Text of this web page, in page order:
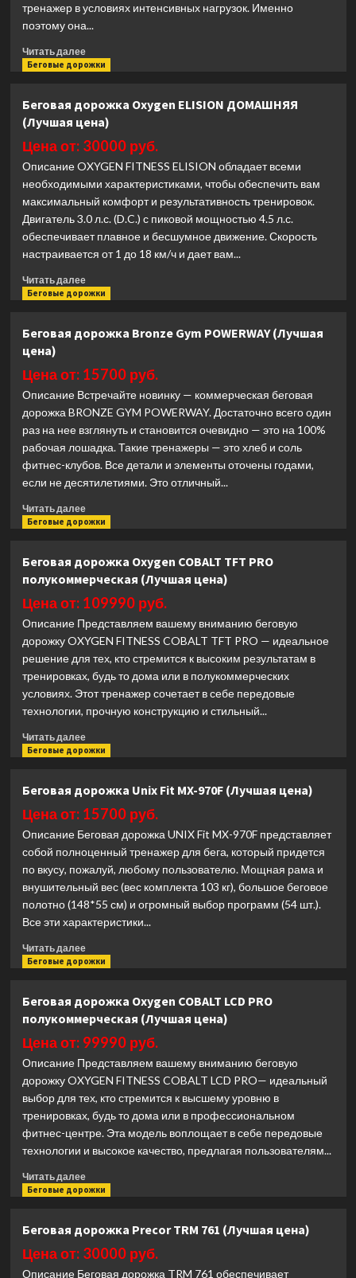
цена)
тренажер в условиях интенсивных нагрузок. Именно
поэтому она...
Читать далееПрочитать
больше
дорожка
Kraft
Fitness
PK60
(Лучшая
цена)
Беговые дорожки
Беговая дорожка Oxygen ELISION ДОМАШНЯЯ
(Лучшая цена)
Цена от: 30000 руб.
Описание OXYGEN FITNESS ELISION обладает всеми
необходимыми характеристиками, чтобы обеспечить вам
максимальный комфорт и результативность тренировок.
Двигатель 3.0 л.с. (D.C.) с пиковой мощностью 4.5 л.с.
обеспечивает плавное и бесшумное движение. Скорость
настраивается от 1 до 18 км/ч и дает вам...
Читать далееПрочитать
больше
дорожка
ELISION
ДОМАШНЯЯ
(Лучшая
цена)
Беговые дорожки
Беговая дорожка Bronze Gym POWERWAY (Лучшая
цена)
Цена от: 15700 руб.
Описание Встречайте новинку — коммерческая беговая
дорожка BRONZE GYM POWERWAY. Достаточно всего один
раз на нее взглянуть и становится очевидно — это на 100%
рабочая лошадка. Такие тренажеры — это хлеб и соль
фитнес-клубов. Все детали и элементы оточены годами,
если не десятилетиями. Это отличный...
Читать далееПрочитать
больше
дорожка
Bronze
Gym
POWERWAY
(Лучшая
цена)
Беговые дорожки
Беговая дорожка Oxygen COBALT TFT PRO
полукоммерческая (Лучшая цена)
Цена от: 109990 руб.
Описание Представляем вашему вниманию беговую
дорожку OXYGEN FITNESS COBALT TFT PRO — идеальное
решение для тех, кто стремится к высоким результатам в
тренировках, будь то дома или в полукоммерческих
условиях. Этот тренажер сочетает в себе передовые
технологии, прочную конструкцию и стильный...
Читать далееПрочитать
больше
дорожка
Oxygen
TFT
PRO
полукоммерческая
(Лучшая
цена)
Беговые дорожки
Беговая дорожка Unix Fit MX-970F (Лучшая цена)
Цена от: 15700 руб.
Описание Беговая дорожка UNIX Fit MX-970F представляет
собой полноценный тренажер для бега, который придется
по вкусу, пожалуй, любому пользователю. Мощная рама и
внушительный вес (вес комплекта 103 кг), большое беговое
полотно (148*55 см) и огромный выбор программ (54 шт.).
Все эти характеристики...
Читать далееПрочитать
больше
дорожка
Unix
Fit
MX-
970F
(Лучшая
цена)
Беговые дорожки
Беговая дорожка Oxygen COBALT LCD PRO
полукоммерческая (Лучшая цена)
Цена от: 99990 руб.
Описание Представляем вашему вниманию беговую
дорожку OXYGEN FITNESS COBALT LCD PRO— идеальный
выбор для тех, кто стремится к высшему уровню в
тренировках, будь то дома или в профессиональном
фитнес-центре. Эта модель воплощает в себе передовые
технологии и высокое качество, предлагая пользователям...
Читать далееПрочитать
больше
дорожка
Oxygen
Беговые дорожки
Беговая дорожка Precor TRM 761 (Лучшая цена)
Цена от: 30000 руб.
Описание Беговая дорожка TRM 761 обеспечивает